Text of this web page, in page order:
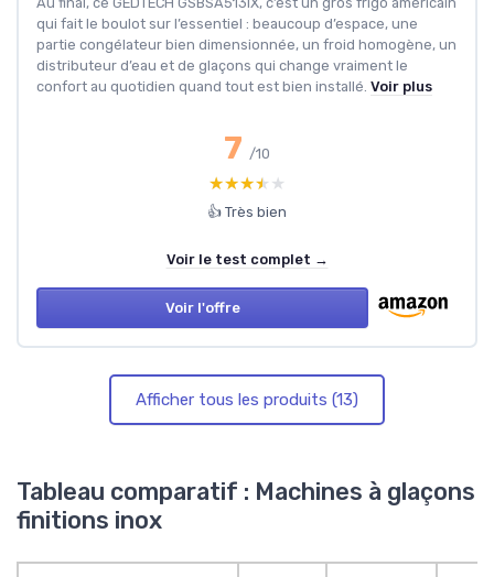
qui fait le boulot sur l’essentiel : beaucoup d’espace, une
partie congélateur bien dimensionnée, un froid homogène, un
distributeur d’eau et de glaçons qui change vraiment le
confort au quotidien quand tout est bien installé. Voir plus
7 /10
★★★★★
★★★★★
👍 Très bien
Voir le test complet →
Voir l'offre
Afficher tous les produits (13)
Tableau comparatif : Machines à glaçons
finitions inox